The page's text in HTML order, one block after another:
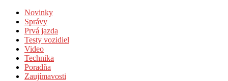
Novinky
Správy
Prvá jazda
Testy vozidiel
Video
Technika
Poradňa
Zaujímavosti